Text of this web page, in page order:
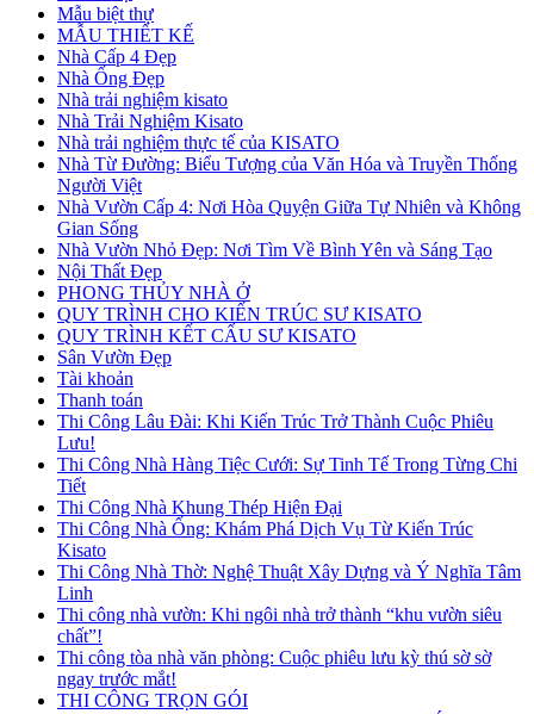
Mẫu biệt thự
MẪU THIẾT KẾ
Nhà Cấp 4 Đẹp
Nhà Ống Đẹp
Nhà trải nghiệm kisato
Nhà Trải Nghiệm Kisato
Nhà trải nghiệm thực tế của KISATO
Nhà Từ Đường: Biểu Tượng của Văn Hóa và Truyền Thống
Người Việt
Nhà Vườn Cấp 4: Nơi Hòa Quyện Giữa Tự Nhiên và Không
Gian Sống
Nhà Vườn Nhỏ Đẹp: Nơi Tìm Về Bình Yên và Sáng Tạo
Nội Thất Đẹp
PHONG THỦY NHÀ Ở
QUY TRÌNH CHO KIẾN TRÚC SƯ KISATO
QUY TRÌNH KẾT CẤU SƯ KISATO
Sân Vườn Đẹp
Tài khoản
Thanh toán
Thi Công Lâu Đài: Khi Kiến Trúc Trở Thành Cuộc Phiêu
Lưu!
Thi Công Nhà Hàng Tiệc Cưới: Sự Tinh Tế Trong Từng Chi
Tiết
Thi Công Nhà Khung Thép Hiện Đại
Thi Công Nhà Ống: Khám Phá Dịch Vụ Từ Kiến Trúc
Kisato
Thi Công Nhà Thờ: Nghệ Thuật Xây Dựng và Ý Nghĩa Tâm
Linh
Thi công nhà vườn: Khi ngôi nhà trở thành “khu vườn siêu
chất”!
Thi công tòa nhà văn phòng: Cuộc phiêu lưu kỳ thú sờ sờ
ngay trước mắt!
THI CÔNG TRỌN GÓI